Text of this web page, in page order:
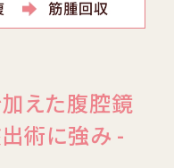
えた腹腔鏡
術に強み -